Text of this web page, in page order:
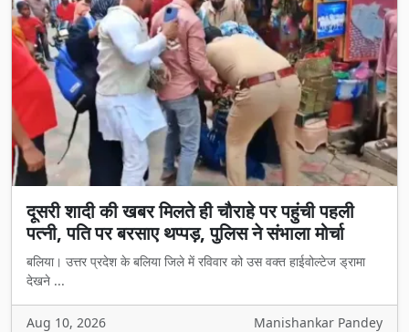
दूसरी शादी की खबर मिलते ही चौराहे पर पहुंची पहली
पत्नी, पति पर बरसाए थप्पड़, पुलिस ने संभाला मोर्चा
बलिया। उत्तर प्रदेश के बलिया जिले में रविवार को उस वक्त हाईवोल्टेज ड्रामा
देखने ...
Aug 10, 2026 Manishankar Pandey